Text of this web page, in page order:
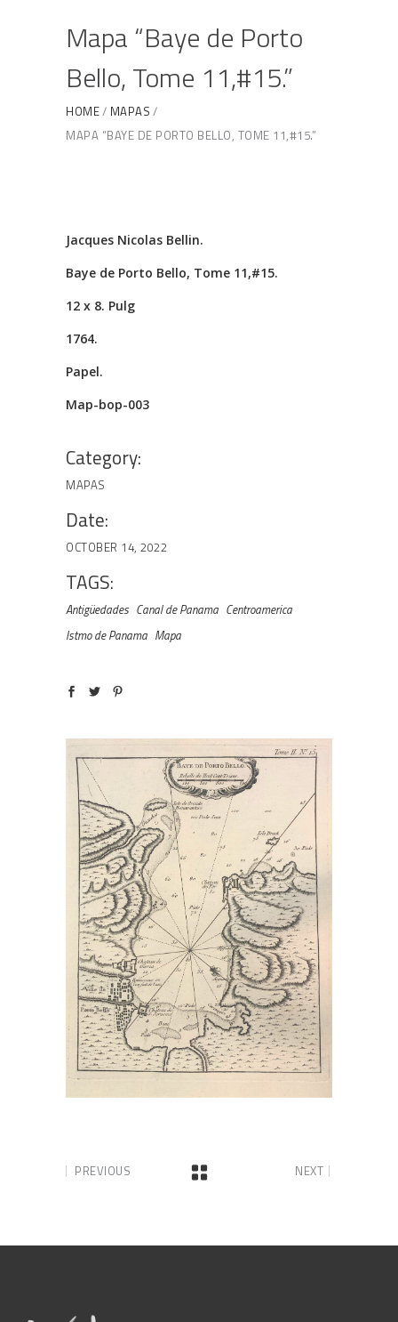
Mapa “Baye de Porto
Bello, Tome 11,#15.”
HOME
MAPAS
MAPA “BAYE DE PORTO BELLO, TOME 11,#15.”
Jacques Nicolas Bellin.
Baye de Porto Bello, Tome 11,#15.
12 x 8. Pulg
1764.
Papel.
Map-bop-003
Category:
MAPAS
Date:
OCTOBER 14, 2022
TAGS:
Antigüedades Canal de Panama Centroamerica
Istmo de Panama Mapa
PREVIOUS NEXT